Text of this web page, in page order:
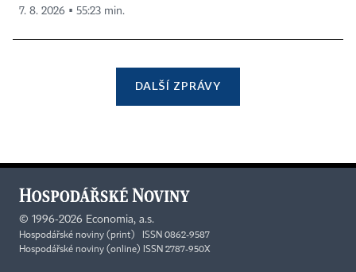
7. 8. 2026 ▪ 55:23 min.
DALŠÍ ZPRÁVY
© 1996-2026 Economia, a.s.
Hospodářské noviny (print) ISSN 0862-9587
Hospodářské noviny (online) ISSN 2787-950X